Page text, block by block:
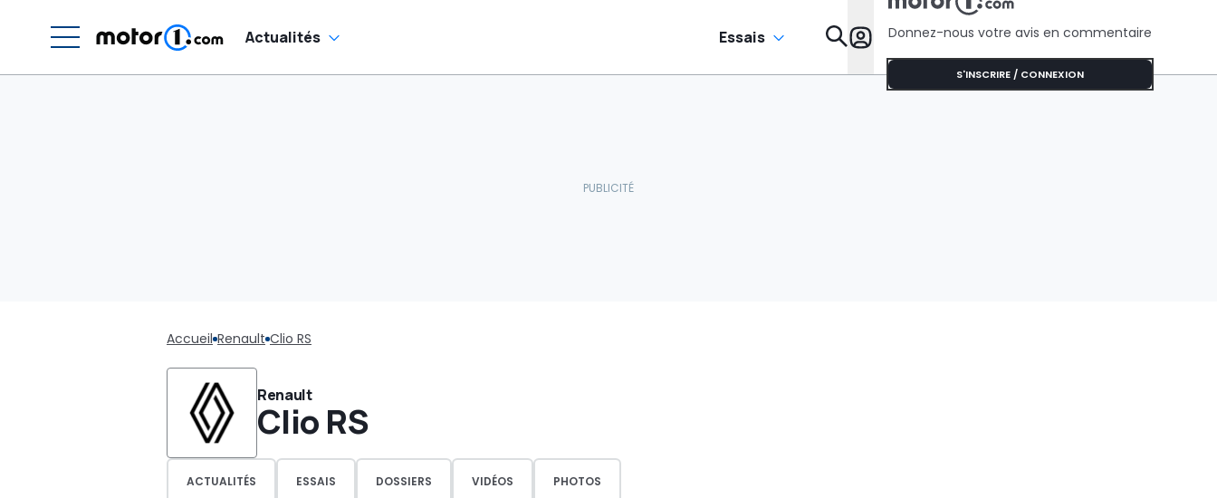
Actualités Essais Donnez-nous votre avis en commentaire
S'INSCRIRE / CONNEXION
Accueil Renault Clio RS
Renault
Clio RS
ACTUALITÉS ESSAIS DOSSIERS VIDÉOS PHOTOS